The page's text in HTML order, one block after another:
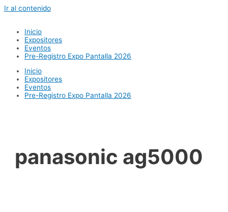
Ir al contenido
Inicio
Expositores
Eventos
Pre-Registro Expo Pantalla 2026
Inicio
Expositores
Eventos
Pre-Registro Expo Pantalla 2026
panasonic ag5000